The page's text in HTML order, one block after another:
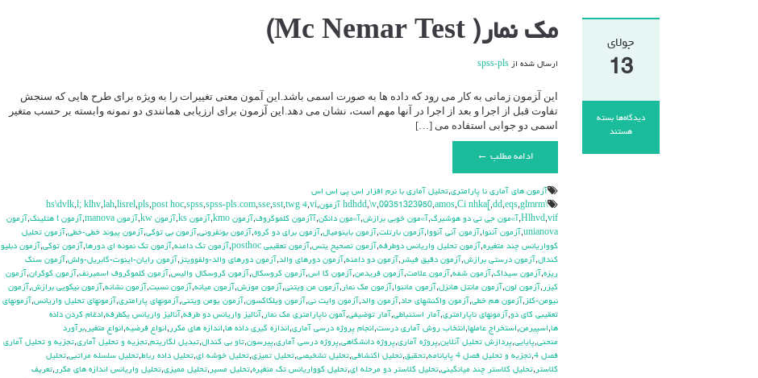
جولای
13
دیدگاه‌ها
برای
بسته
هستند
مک نمار( Mc Nemar Test)
ارسال شده ازspss-pls
این آ‍زمون زمانی به کار می رود که داده ها به صورت اسمی باشد.این آ‍مون معنی تغییرات را به ویژه برای طرح هایی که سنجش
تفاوت قبل از اجرا و بعد از اجرا در آنها مهم است، نشان می دهد.این آ‍زمون برای ارزیابی همانندی دو نمونه وابسته بر حسب متغیر
اسمی دو جوابی استفاده می […]
ادامه مطلب ←
آزمون هاي آماري نا پارامتري,تحليل آماري با نرم افزار اس پي اس اس
\hdhdd
,\v,09351323950,amos,Ci nhka[ ,dd,eqs,glmrm آزمون ,
hs\dvlk,l; klhv,lah,lisrel,pls,post hoc,spss,spss-pls.com,sse,sst,twg 4,vi
Hlhvd,vif
,آ»مون جي تي دو هوشبرگ,آ»مون خوبي برازش,آ»مون دانكن,آآزمون كلموگروف,آزمون kmo ,آزمون ks ,آزمون kw ,آزمون manova ,آزمون t هتلينگ ,آزمون
unianova
,آزمون آننوا,آزمون آني آنووا,آزمون بارتلت,آزمون باينوميال,آزمون براي دو گروه,آزمون بونفروني,آزمون بي توكي,آزمون پيوند خطي-خطي,آزمون تحليل
كوواريانس چند متغيره,آزمون تحليل واريانس دوطرفه,آزمون تصحيح يتس,آزمون تعقيبي posthoc ,آزمون تك دامنه,آزمون تك نمونه اي دورها,آزمون توكي,آزمون دبليو
كندال,آزمون درستي برازش,آزمون دقيق فيشر ,آزمون دو دامنه,آزمون دورهاي والد,آزمون دورهاي والد-ولفوويتز ,آزمون رايان-اينوت-گابريل-ولش,آزمون سنگ
ريزه,آزمون سيداك,آزمون شفه,آزمون علامت,آزمون فريدمن,آزمون كا اس,آزمون كروسكال,آزمون كروسكال واليس,آزمون كلموگروف اسميرنف,آزمون كوكران,آزمون
كيزر ,آزمون لون,آزمون مانتل هانزل,آزمون ماننوا,آزمون مك نمار ,آزمون من ويتني,آزمون موزش,آزمون ميانه,آزمون نسبت,آزمون نشانه,آزمون نيكويي برازش,آزمون
نيومن-كلز ,آزمون هم خطي,آزمون واكنشهاي حاد,آزمون والد,آزمون وايت ني,آزمون ويلكاكسون,آزمون يومن ويتني,آزمونهاي پارامتري,آزمونهاي تحليل واريانس,آزمونهاي
تعقيبي كاي دو,آزمونهاي ناپارامتري,آمار استنباطي,آمار توضيفي,آ‍مون ناپارامتري مك نمار ,آناليز واريانس دو طرفه,آناليز واريانس يکطرفه,ادغام كردن داده
ها,اسپيرمن,استخراج عاملها,انتخاب روش آماري درست,انجام پروژه درسي آماري,اندازه گيري داده ها,اندازه هاي مكرر ,انواع فرضيه,انواع متغير ,برآورد
منحني,پايايي,پردازش تحليل آنلاين,پروژه آماري,پروژه دانشگاهي,پروژه درسي آماري,پيرسون,تاو بي کندال,تبديل لگاريتم,تجزيه و تحليل آماري,تجزيه و تحليل آماري
فصل 4 ,تجزيه و تحليل فصل 4 پايانامه ,تحقيق,تحليل اكتشافي,تحليل تشخيصي,تحليل تميزي,تحليل خوشه اي,تحليل داده رباط,تحليل سلسله مراتبي,تحليل
كلاستر ,تحليل كلاستر چند ميانگيني,تحليل كلاستر دو مرحله اي,تحليل كوواريانس تك متغيره,تحليل مسير ,تحليل مميزي,تحليل واريانس اندازه هاي مكرر ,تعريف